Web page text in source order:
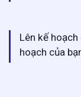
Lên kế
hoạch của